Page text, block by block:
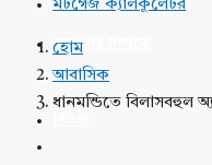
আমাদের সম্পর্কে
মর্টগেজ ক্যালকুলেটর
হোম
আবাসিক
ধানমন্ডিতে বিলাসবহুল